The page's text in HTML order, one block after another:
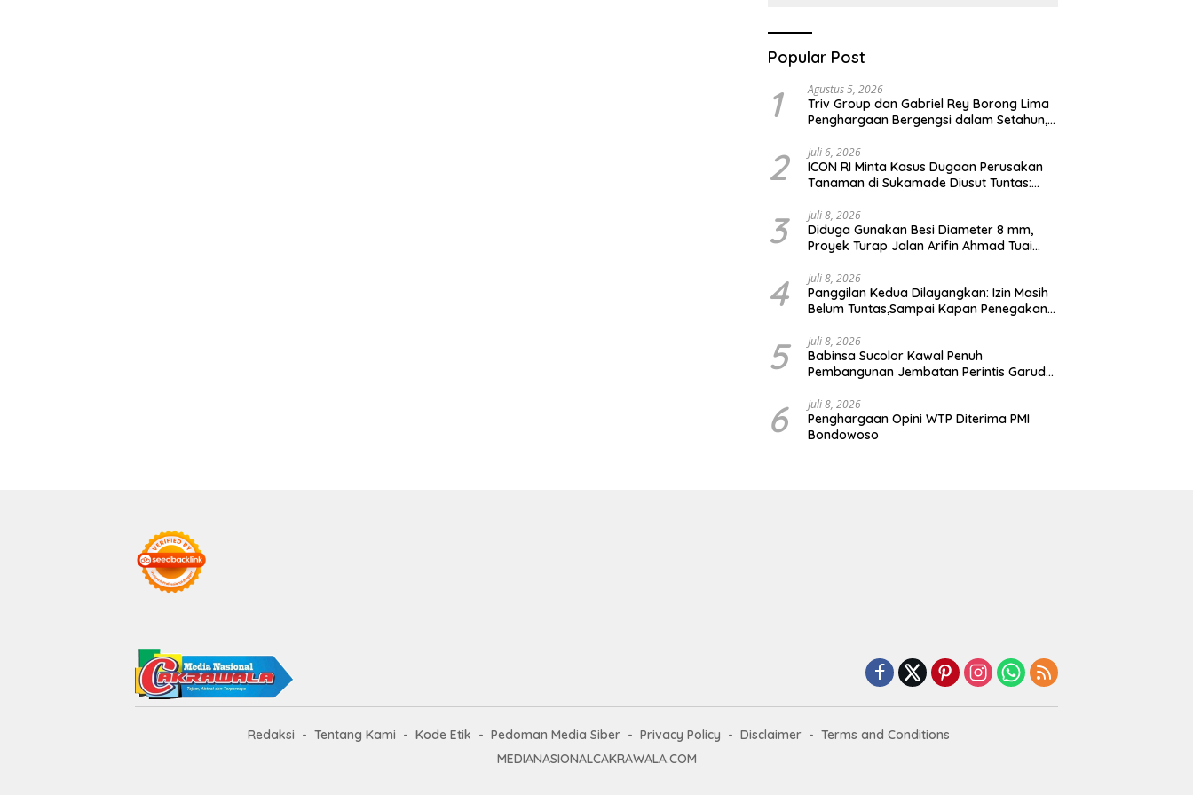
Popular Post
1 Agustus 5, 2026
Triv Group dan Gabriel Rey Borong Lima
Penghargaan Bergengsi dalam Setahun,
Aset Kripto Indonesia
2 Juli 6, 2026
ICON RI Minta Kasus Dugaan Perusakan
Tanaman di Sukamade Diusut Tuntas:
Membuktikan Haknya
3 Juli 8, 2026
Diduga Gunakan Besi Diameter 8 mm,
Proyek Turap Jalan Arifin Ahmad Tuai
4 Juli 8, 2026
Panggilan Kedua Dilayangkan: Izin Masih
Belum Tuntas,Sampai Kapan Penegakan
Pembinaan
5 Juli 8, 2026
Babinsa Sucolor Kawal Penuh
Pembangunan Jembatan Perintis Garuda
6 Juli 8, 2026
Penghargaan Opini WTP Diterima PMI
Bondowoso
Redaksi Tentang Kami Kode Etik Pedoman Media Siber Privacy Policy Disclaimer
Terms and Conditions
MEDIANASIONALCAKRAWALA.COM